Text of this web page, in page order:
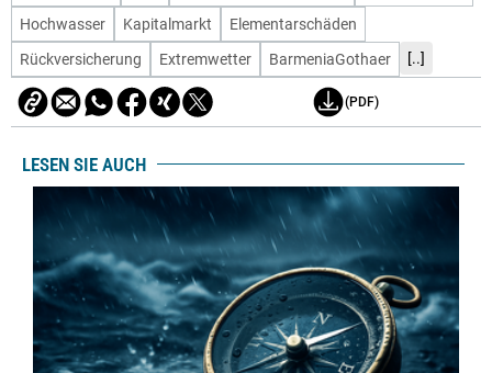
Hochwasser
Kapitalmarkt
Elementarschäden
Rückversicherung
Extremwetter BarmeniaGothaer [..]
(PDF)
LESEN SIE AUCH